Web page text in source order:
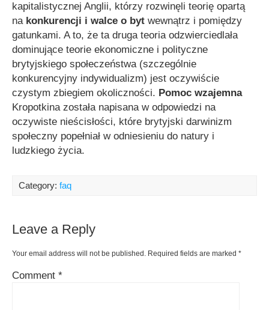
kapitalistycznej Anglii, którzy rozwinęli teorię opartą
na konkurencji i walce o byt wewnątrz i pomiędzy
gatunkami. A to, że ta druga teoria odzwierciedlała
dominujące teorie ekonomiczne i polityczne
brytyjskiego społeczeństwa (szczególnie
konkurencyjny indywidualizm) jest oczywiście
czystym zbiegiem okoliczności. Pomoc wzajemna
Kropotkina została napisana w odpowiedzi na
oczywiste nieścisłości, które brytyjski darwinizm
społeczny popełniał w odniesieniu do natury i
ludzkiego życia.
Category: faq
Leave a Reply
Your email address will not be published. Required fields are marked *
Comment *